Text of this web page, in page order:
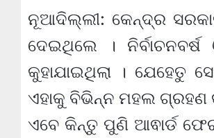
ନୂଆଦିଲ୍ଲୀ: କେନ୍ଦ୍ର
ଦେଇଥିଲେ ।
କୁହାଯାଇଥିଲା । ଯେହେତୁ
ଏହାକୁ ବିଭିନ୍ନ ମହଲ ଗ୍ରହଣ
ଏବେ କିନ୍ତୁ ପୁଣି ଆଵାର୍ଡ